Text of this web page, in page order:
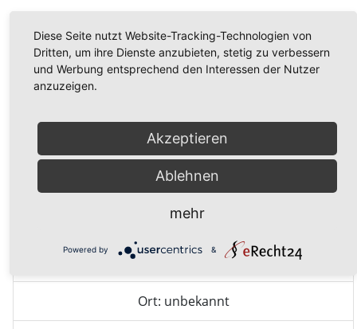
zusammen, Ansprechpartner ist Anke Iluna Jockheck
Preis:gibt es auch nicht - jeder möge etwas zu Essen
und zu Trinken zum Teilen mitbringen
gerne wie immer unter 06486 - 6686 oder
info@neuwagenmuehle.de oder kommt spontan vorbei
Veranstaltungsdetails
22.08.2006 14:00 Uhr
Ort: unbekannt
Diese Seite nutzt Website-Tracking-Technologien von
Dritten, um ihre Dienste anzubieten, stetig zu verbessern
und Werbung entsprechend den Interessen der Nutzer
anzuzeigen.
Akzeptieren
Ablehnen
mehr
Powered by &